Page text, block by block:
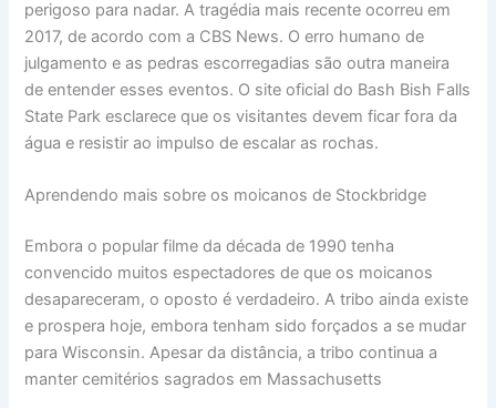
perigoso para nadar. A tragédia mais recente ocorreu em
2017, de acordo com a CBS News. O erro humano de
julgamento e as pedras escorregadias são outra maneira
de entender esses eventos. O site oficial do Bash Bish Falls
State Park esclarece que os visitantes devem ficar fora da
água e resistir ao impulso de escalar as rochas.
Aprendendo mais sobre os moicanos de Stockbridge
Embora o popular filme da década de 1990 tenha
convencido muitos espectadores de que os moicanos
desapareceram, o oposto é verdadeiro. A tribo ainda existe
e prospera hoje, embora tenham sido forçados a se mudar
para Wisconsin. Apesar da distância, a tribo continua a
manter cemitérios sagrados em Massachusetts